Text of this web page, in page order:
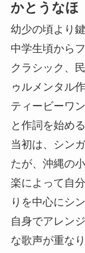
かとうなほ
幼少の頃より
中学生頃から
クラシック、
ゥルメンタル
ティービーワ
と作詞を始める
当初は、シン
たが、沖縄の
楽によって自
りを中心にシ
自身でアレン
な歌声が重な